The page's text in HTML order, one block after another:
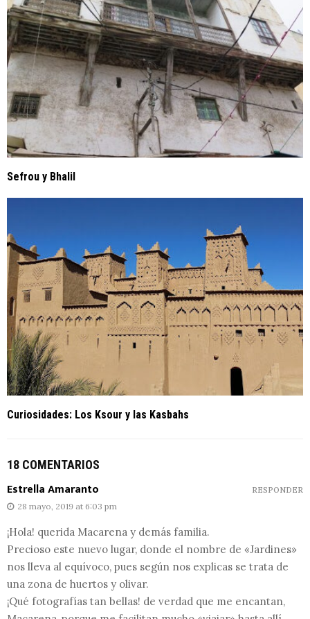
Sefrou y Bhalil
Curiosidades: Los Ksour y las Kasbahs
18 COMENTARIOS
Estrella Amaranto
28 mayo, 2019 at 6:03 pm
¡Hola! querida Macarena y demás familia.
Precioso este nuevo lugar, donde el nombre de «Jardines»
nos lleva al equívoco, pues según nos explicas se trata de
una zona de huertos y olivar.
¡Qué fotografías tan bellas! de verdad que me encantan,
RESPONDER